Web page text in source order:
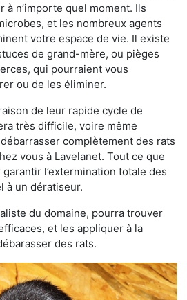
à n’importe quel moment. Ils
et les nombreux agents
votre espace de vie. Il existe
de grand-mère, ou pièges
qui pourraient vous
ou de les éliminer.
de leur rapide cycle de
très difficile, voire même
complètement des rats
vous à Lavelanet. Tout ce que
l’extermination totale des
à un dératiseur.
du domaine, pourra trouver
et les appliquer à la
des rats.